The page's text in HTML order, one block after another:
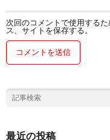
次回のコメントで使用する
ス、サイトを保存する。
最近の投稿